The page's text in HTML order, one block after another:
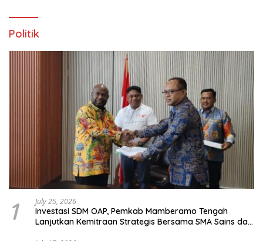
Politik
1 July 25, 2026
Investasi SDM OAP, Pemkab Mamberamo Tengah
Lanjutkan Kemitraan Strategis Bersama SMA Sains dan